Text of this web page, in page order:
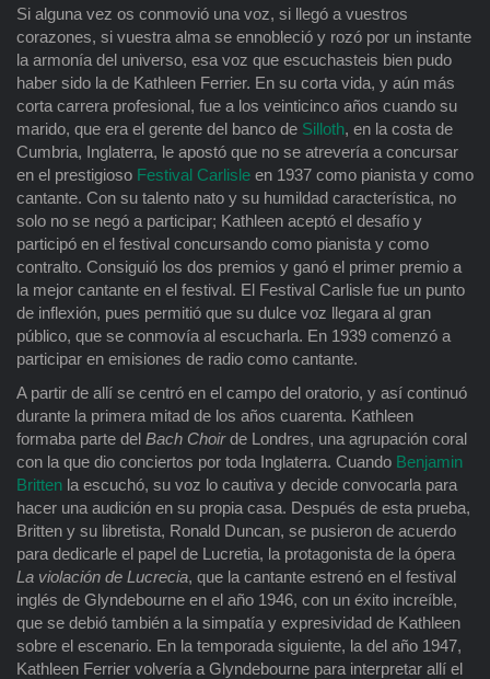
Si alguna vez os conmovió una voz, si llegó a vuestros
corazones, si vuestra alma se ennobleció y rozó por un instante
la armonía del universo, esa voz que escuchasteis bien pudo
haber sido la de Kathleen Ferrier. En su corta vida, y aún más
corta carrera profesional, fue a los veinticinco años cuando su
marido, que era el gerente del banco de Silloth, en la costa de
Cumbria, Inglaterra, le apostó que no se atrevería a concursar
en el prestigioso Festival Carlisle en 1937 como pianista y como
cantante. Con su talento nato y su humildad característica, no
solo no se negó a participar; Kathleen aceptó el desafío y
participó en el festival concursando como pianista y como
contralto. Consiguió los dos premios y ganó el primer premio a
la mejor cantante en el festival. El Festival Carlisle fue un punto
de inflexión, pues permitió que su dulce voz llegara al gran
público, que se conmovía al escucharla. En 1939 comenzó a
participar en emisiones de radio como cantante.
A partir de allí se centró en el campo del oratorio, y así continuó
durante la primera mitad de los años cuarenta. Kathleen
formaba parte del Bach Choirde Londres, una agrupación coral
con la que dio conciertos por toda Inglaterra. Cuando Benjamin
Britten la escuchó, su voz lo cautiva y decide convocarla para
hacer una audición en su propia casa. Después de esta prueba,
Britten y su libretista, Ronald Duncan, se pusieron de acuerdo
para dedicarle el papel de Lucretia, la protagonista de la ópera
La violación de Lucrecia, que la cantante estrenó en el festival
inglés de Glyndebourne en el año 1946, con un éxito increíble,
que se debió también a la simpatía y expresividad de Kathleen
sobre el escenario. En la temporada siguiente, la del año 1947,
Kathleen Ferrier volvería a Glyndebourne para interpretar allí el